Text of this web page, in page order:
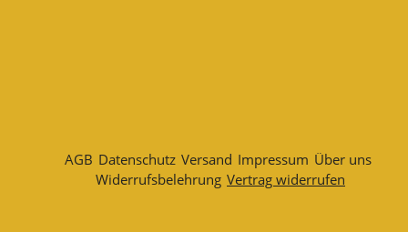
AGB Datenschutz Versand Impressum Über uns
Widerrufsbelehrung Vertrag widerrufen